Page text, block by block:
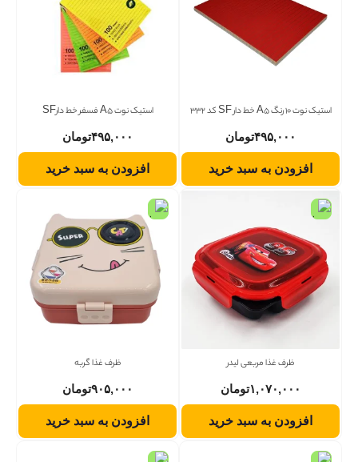
استیک نوت 10 رنگ A5 خط دار SF کد 332
۴۹۵,۰۰۰تومان
افزودن به سبد خرید
استیک نوت A5 فسفر خط دارSF
۴۹۵,۰۰۰تومان
افزودن به سبد خرید
ظرف غذا مربعی لیدر
۱,۰۷۰,۰۰۰تومان
افزودن به سبد خرید
ظرف غذا گربه
۹۰۵,۰۰۰تومان
افزودن به سبد خرید